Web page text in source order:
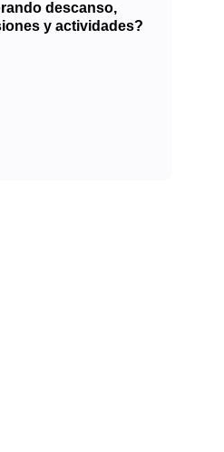
descanso,
y actividades?